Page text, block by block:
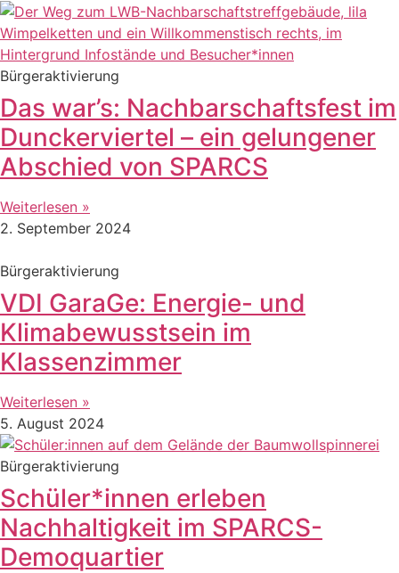
Bürgeraktivierung
Das war’s: Nachbarschaftsfest im
Dunckerviertel – ein gelungener
Abschied von SPARCS
Weiterlesen »
2. September 2024
Bürgeraktivierung
VDI GaraGe: Energie- und
Klimabewusstsein im
Klassenzimmer
Weiterlesen »
5. August 2024
Bürgeraktivierung
Schüler*innen erleben
Nachhaltigkeit im SPARCS-
Demoquartier